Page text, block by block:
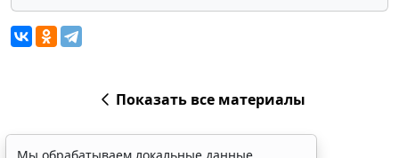
Показать все материалы